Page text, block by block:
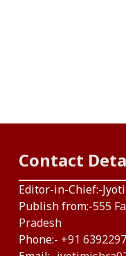
Contact
Editor-in-Chief:-
Publish from:-555
Pradesh
Phone:- +91